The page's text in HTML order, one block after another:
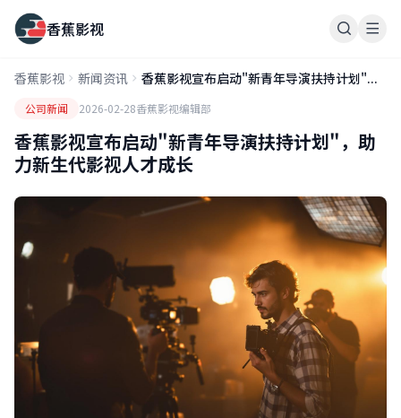
香蕉影视
香蕉影视 新闻资讯 香蕉影视宣布启动"新青年导演扶持计划"...
公司新闻 2026-02-28香蕉影视编辑部
香蕉影视宣布启动"新青年导演扶持计划"，助
力新生代影视人才成长